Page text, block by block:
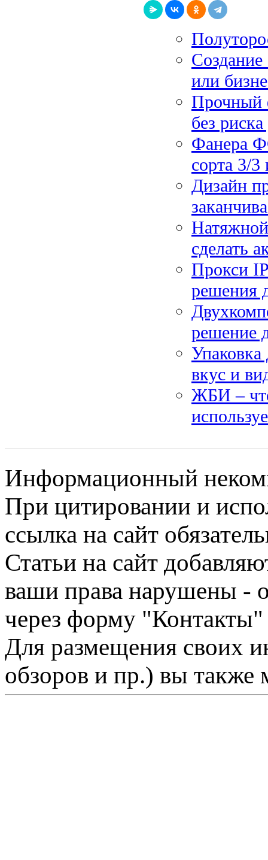
Создание
или
Прочный
без
Фанера
сорта 3/3
Дизайн
сделать
Прокси
решения
решение
Упаковка
вкус и
ЖБИ –
Информационный
При цитировании и
ссылка на сайт
Статьи на сайт
ваши права нарушены -
через форму "Контакты"
Для размещения своих
обзоров и пр.) вы также